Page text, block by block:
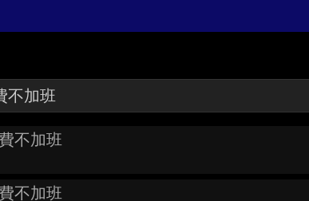
不加班
不加班